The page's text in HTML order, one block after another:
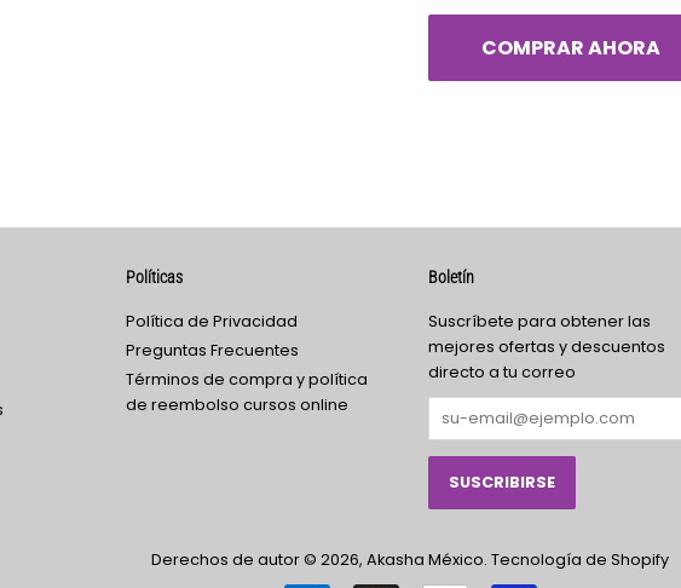
COMPRAR AHORA
Políticas
Política de Privacidad
Preguntas Frecuentes
Términos de compra y política
de reembolso cursos online
Boletín
Suscríbete para obtener las
mejores ofertas y descuentos
directo a tu correo
Derechos de autor © 2026, Akasha México. Tecnología de Shopify